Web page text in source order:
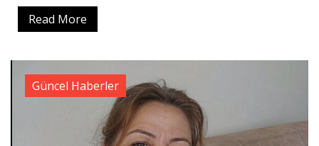
Read More
Güncel Haberler